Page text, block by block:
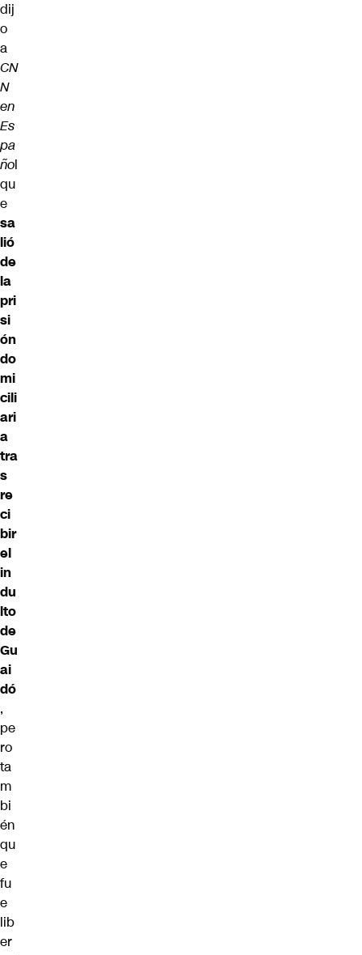
dij
o
a
CN
N
en
Es
pa
ñol
qu
e
sa
lió
de
la
pri
si
ón
do
mi
cili
ari
a
tra
s
re
ci
bir
el
in
du
lto
de
Gu
ai
dó
,
pe
ro
ta
m
bi
én
qu
e
fu
e
lib
er